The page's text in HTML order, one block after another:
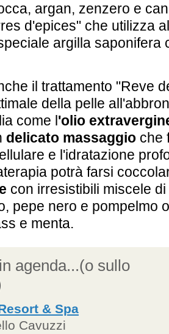
argan, zenzero e
d'epices" che utilizza
argilla saponifera
il trattamento "Reve
della pelle
come l'olio
delicato massaggio che
e l'idratazione
potrà farsi
con irresistibili miscele
pepe nero e pompelmo
e menta.
agenda...(o sullo
& Spa
Cavuzzi